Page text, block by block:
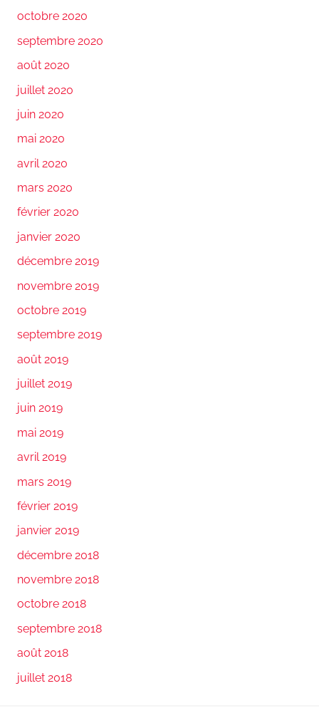
octobre 2020
septembre 2020
août 2020
juillet 2020
juin 2020
mai 2020
avril 2020
mars 2020
février 2020
janvier 2020
décembre 2019
novembre 2019
octobre 2019
septembre 2019
août 2019
juillet 2019
juin 2019
mai 2019
avril 2019
mars 2019
février 2019
janvier 2019
décembre 2018
novembre 2018
octobre 2018
septembre 2018
août 2018
juillet 2018